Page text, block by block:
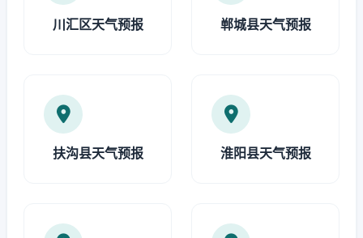
川汇区天气预报 郸城县天气预报
扶沟县天气预报 淮阳县天气预报